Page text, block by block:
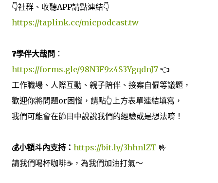
👇社群、收聽APP請點連結👇
https://taplink.cc/micpodcast.tw
❓學伴大哉問 ：
https://forms.gle/98N3F9z4S3YgqdnJ7 👈
工作職場、人際互動、親子陪伴、接案自僱等議題，
歡迎你將問題or困惱，請點👆上方表單連結填寫，
我們可能會在節目中說說我們的經驗或是想法唷！
💰小額斗內支持： https://bit.ly/3hhnlZT 🤟
請我們喝杯咖啡☕️，為我們加油打氣～